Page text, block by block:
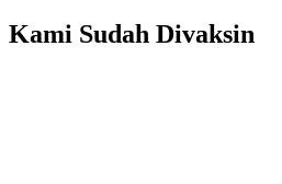
Kami Sudah Divaksin